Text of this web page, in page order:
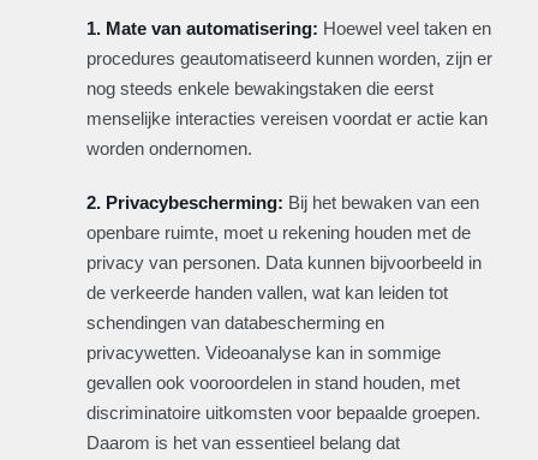
1. Mate van automatisering: Hoewel veel taken en
procedures geautomatiseerd kunnen worden, zijn er
nog steeds enkele bewakingstaken die eerst
menselijke interacties vereisen voordat er actie kan
worden ondernomen.
2. Privacybescherming: Bij het bewaken van een
openbare ruimte, moet u rekening houden met de
privacy van personen. Data kunnen bijvoorbeeld in
de verkeerde handen vallen, wat kan leiden tot
schendingen van databescherming en
privacywetten. Videoanalyse kan in sommige
gevallen ook vooroordelen in stand houden, met
discriminatoire uitkomsten voor bepaalde groepen.
Daarom is het van essentieel belang dat